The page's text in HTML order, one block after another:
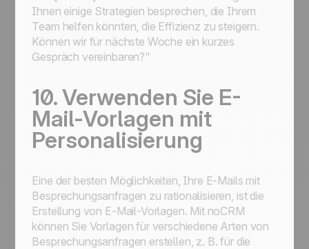
Ihnen einige Strategien besprechen, die Ihrem
Team helfen könnten, die Effizienz zu steigern.
Können wir für nächste Woche ein kurzes
Gespräch vereinbaren?"
10. Verwenden Sie E-
Mail-Vorlagen mit
Personalisierung
Eine der besten Möglichkeiten, Ihre E-Mails mit
Besprechungsanfragen zu rationalisieren, ist die
Erstellung von E-Mail-Vorlagen. Mit noCRM
können Sie Vorlagen für verschiedene Arten von
Besprechungsanfragen erstellen, z. B. für die